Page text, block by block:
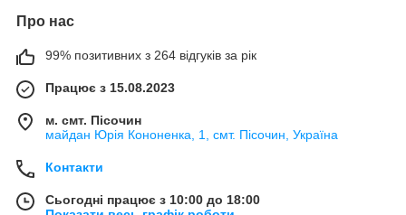
Про нас
99% позитивних з 264 відгуків за рік
Працює з 15.08.2023
м. смт. Пісочин
майдан Юрія Кононенка, 1, смт. Пісочин, Україна
Контакти
Сьогодні працює з 10:00 до 18:00